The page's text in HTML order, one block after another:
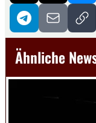
Ähnliche